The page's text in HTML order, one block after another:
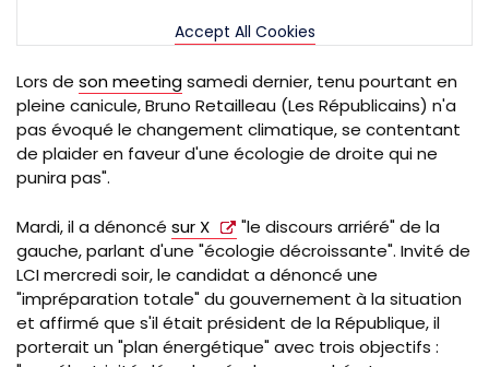
Accept All Cookies
Lors de son meetingsamedi dernier, tenu pourtant en
pleine canicule, Bruno Retailleau (Les Républicains) n'a
pas évoqué le changement climatique, se contentant
de plaider en faveur d'une écologie de droite qui ne
punira pas".
Mardi, il a dénoncé sur X
"le discours arriéré" de la
gauche, parlant d'une "écologie décroissante". Invité de
LCI mercredi soir, le candidat a dénoncé une
"impréparation totale" du gouvernement à la situation
et affirmé que s'il était président de la République, il
porterait un "plan énergétique" avec trois objectifs :